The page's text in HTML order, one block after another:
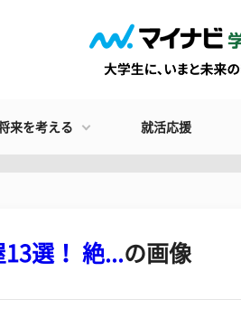
来を考える 就活応援
選！ 絶...の画像